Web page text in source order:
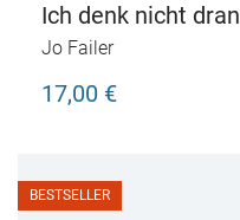
Ich denk nicht dran
Jo Failer
17,00 €
BESTSELLER